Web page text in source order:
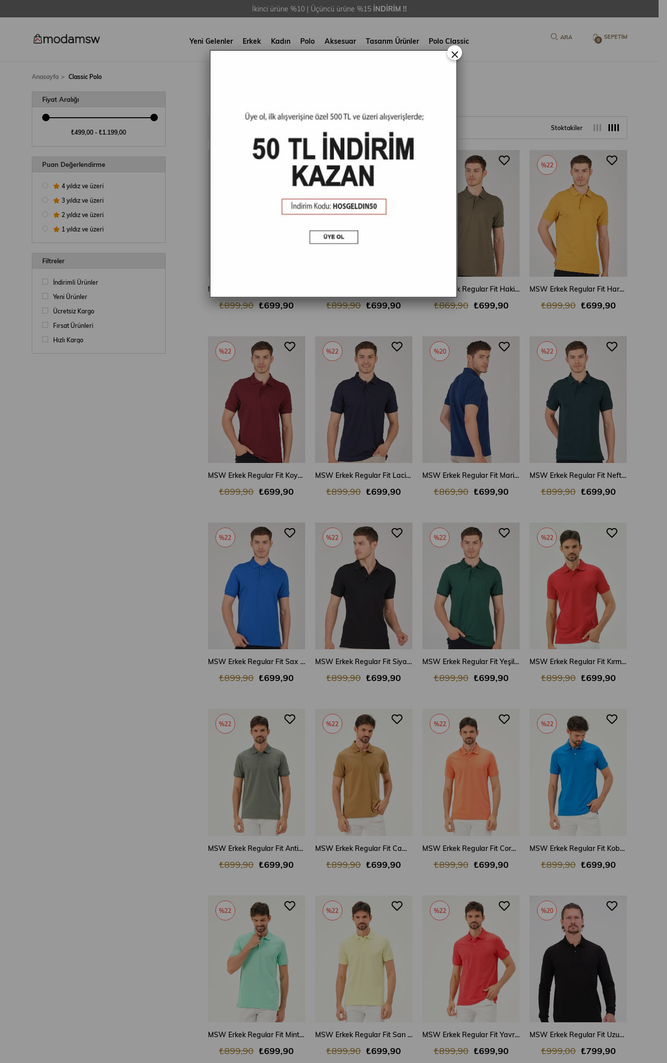
İkinci ürüne %10 | Üçüncü ürüne %15 İNDİRİM !!
SEPETIM
0
Yeni Gelenler Erkek Kadın Polo Aksesuar Tasarım Ürünler Polo Classic
Anasayfa Classic Polo
Fiyat Aralığı
₺499,00 - ₺1.199,00
Puan Değerlendirme
4 yıldız ve üzeri
3 yıldız ve üzeri
2 yıldız ve üzeri
1 yıldız ve üzeri
Filtreler
İndirimli Ürünler
Yeni Ürünler
Ücretsiz Kargo
Fırsat Ürünleri
Hızlı Kargo
Stoktakiler
₺699,90
₺899,90 ₺699,90
₺899,90
%22
SEPETE EKLE
MSW Erkek Regular Fit Haki Polo Yaka T-shirt
₺699,90
₺869,90
SEPETE EKLE
MSW Erkek Regular Fit Hardal Polo Yaka T-shirt
₺699,90
₺899,90
%22
SEPETE EKLE
MSW Erkek Regular Fit Koyu Bordo Polo Yaka T-shirt
₺699,90
₺899,90
%22
SEPETE EKLE
MSW Erkek Regular Fit Lacivert Polo Yaka T-shirt
₺699,90
₺899,90
%22
SEPETE EKLE
MSW Erkek Regular Fit Marin Polo Yaka T-shirt
₺699,90
₺869,90
%20
SEPETE EKLE
MSW Erkek Regular Fit Nefti Polo Yaka T-shirt
₺699,90
₺899,90
%22
SEPETE EKLE
MSW Erkek Regular Fit Sax Polo Yaka T-shirt
₺699,90
₺899,90
%22
SEPETE EKLE
MSW Erkek Regular Fit Siyah Polo Yaka T-shirt
₺699,90
₺899,90
%22
SEPETE EKLE
MSW Erkek Regular Fit Yeşil Polo Yaka T-shirt
₺699,90
₺899,90
%22
SEPETE EKLE
MSW Erkek Regular Fit Kırmızı Polo Yaka T-shirt
₺699,90
₺899,90
%22
MSW Erkek Regular Fit Antik Yeşil Polo Yaka T-shirt
₺699,90
₺899,90
%22
MSW Erkek Regular Fit Camel Polo Yaka T-shirt
₺699,90
₺899,90
%22
MSW Erkek Regular Fit Coral Polo Yaka T-shirt
₺699,90
₺899,90
%22
MSW Erkek Regular Fit Kobalt Mavi Polo Yaka T-shirt
₺699,90
₺899,90
%22
MSW Erkek Regular Fit Mint Polo Yaka T-shirt
₺699,90
₺899,90
%22
MSW Erkek Regular Fit Sarı Polo Yaka T-shirt
₺699,90
₺899,90
%22
MSW Erkek Regular Fit Yavru Ağzı Polo Yaka T-shirt
₺699,90
₺899,90
%22
MSW Erkek Regular Fit Uzun Kollu Siyah Polo
₺799,90
₺999,00
%20
×